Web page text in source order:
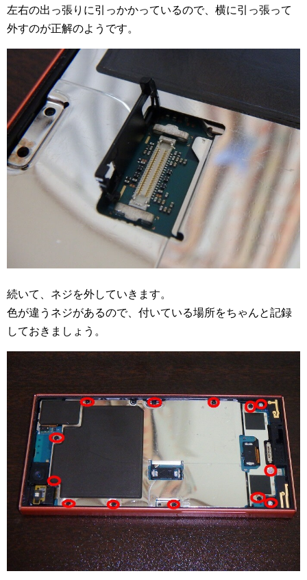
左右の出っ張りに引っかかっているので、横に引っ張って
外すのが正解のようです。
続いて、ネジを外していきます。
色が違うネジがあるので、付いている場所をちゃんと記録
しておきましょう。